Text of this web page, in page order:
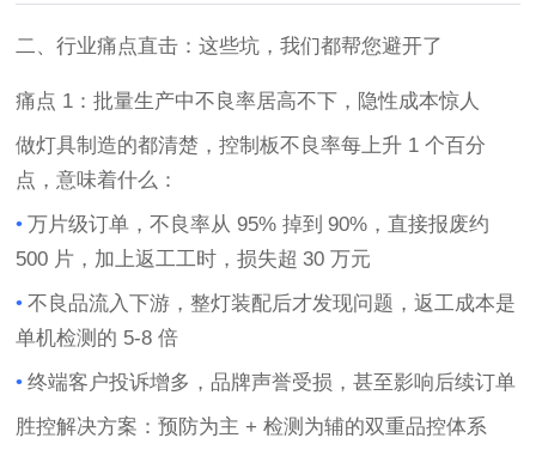
二、行业痛点直击：这些坑，我们都帮您避开了
痛点 1 ：批量生产中不良率居高不下，隐性成本惊人
做灯具制造的都清楚，控制板不良率每上升 1个百分
点，意味着什么：
• 万片级订单，不良率从 95%掉到90% ，直接报废约
500 片，加上返工工时，损失超30万元
• 不良品流入下游，整灯装配后才发现问题，返工成本是
单机检测的 5-8倍
• 终端客户投诉增多，品牌声誉受损，甚至影响后续订单
胜控解决方案 ：预防为主 +检测为辅的双重品控体系